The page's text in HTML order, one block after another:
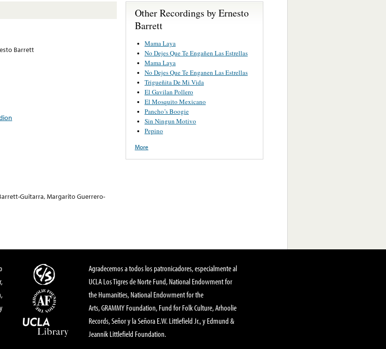
Barrett
Guitarra, Margarito Guerrero-
Other Recordings by Ernesto
Barrett
Mama Laya
No Dejes Que Te Engañen Las Estrellas
Mama Laya
No Dejes Que Te Enganen Las Estrellas
Trigueñita De Mi Vida
El Gavilan Pollero
El Mosquito Mexicano
Pancho’s Boogie
Sin Ningun Motivo
Pepino
More
Agradecemos a todos los patronicadores, especialmente al
UCLA Los Tigres de Norte Fund, National Endowment for
the Humanities, National Endowment for the
Arts, GRAMMY Foundation, Fund for Folk Culture, Arhoolie
Records, Señor y la Señora E.W. Littlefield Jr., y Edmund &
Jeannik Littlefield Foundation.